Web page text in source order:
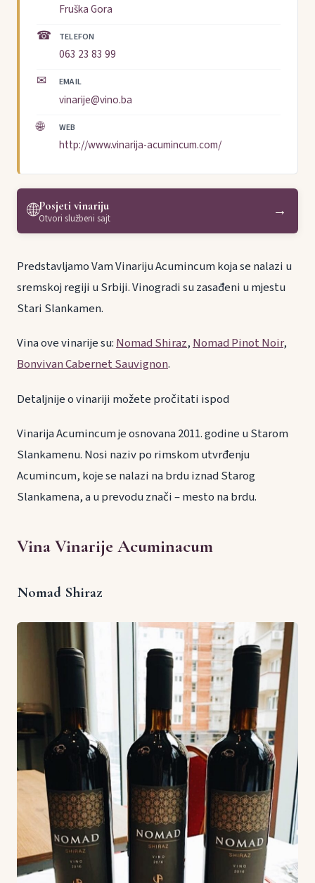
Fruška Gora
☎ TELEFON
063 23 83 99
✉ EMAIL
vinarije@vino.ba
🌐 WEB
http://www.vinarija-acumincum.com/
🌐Posjeti vinariju
Otvori službeni sajt →
Predstavljamo Vam Vinariju Acumincum koja se nalazi u
sremskoj regiji u Srbiji. Vinogradi su zasađeni u mjestu
Stari Slankamen.
Vina ove vinarije su:Nomad Shiraz,Nomad Pinot Noir,
Bonvivan Cabernet Sauvignon.
Detaljnije o vinariji možete pročitati ispod
Vinarija Acumincum je osnovana 2011. godine u Starom
Slankamenu. Nosi naziv po rimskom utvrđenju
Acumincum, koje se nalazi na brdu iznad Starog
Slankamena, a u prevodu znači – mesto na brdu.
Vina Vinarije Acuminacum
Nomad Shiraz